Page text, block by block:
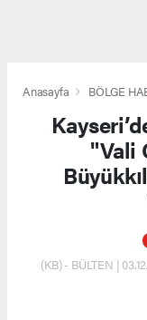
Anasayfa BÖLGE
"Vali
(KB) - BÜLTEN |